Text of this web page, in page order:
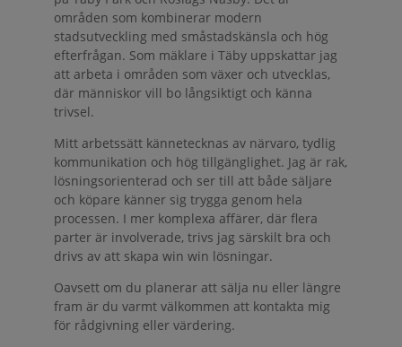
områden som kombinerar modern
stadsutveckling med småstadskänsla och hög
efterfrågan. Som mäklare i Täby uppskattar jag
att arbeta i områden som växer och utvecklas,
där människor vill bo långsiktigt och känna
trivsel.
Mitt arbetssätt kännetecknas av närvaro, tydlig
kommunikation och hög tillgänglighet. Jag är rak,
lösningsorienterad och ser till att både säljare
och köpare känner sig trygga genom hela
processen. I mer komplexa affärer, där flera
parter är involverade, trivs jag särskilt bra och
drivs av att skapa win win lösningar.
Oavsett om du planerar att sälja nu eller längre
fram är du varmt välkommen att kontakta mig
för rådgivning eller värdering.